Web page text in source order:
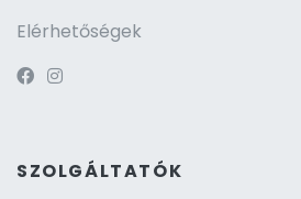
Elérhetőségek
SZOLGÁLTATÓK